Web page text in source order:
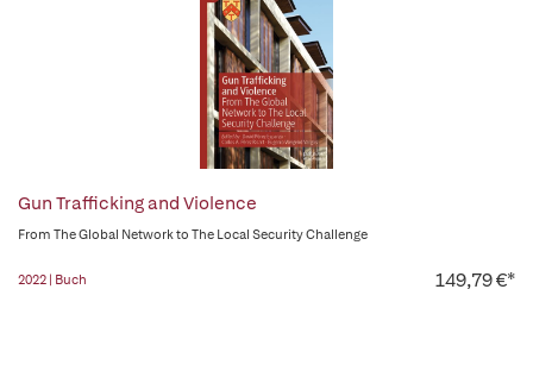
Gun Trafficking and Violence
From The Global Network to The Local Security Challenge
2022 | Buch 149,79 €*